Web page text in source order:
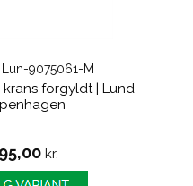
Lun-9075061-M
forgyldt | Lund
kr.